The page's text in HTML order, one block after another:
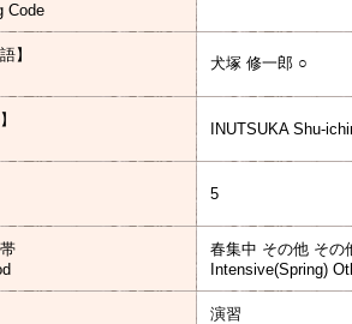
Code
】
犬塚 修一郎 ○
INUTSUKA Shu-
5
春集中 その他 その
Intensive(Spring)
演習